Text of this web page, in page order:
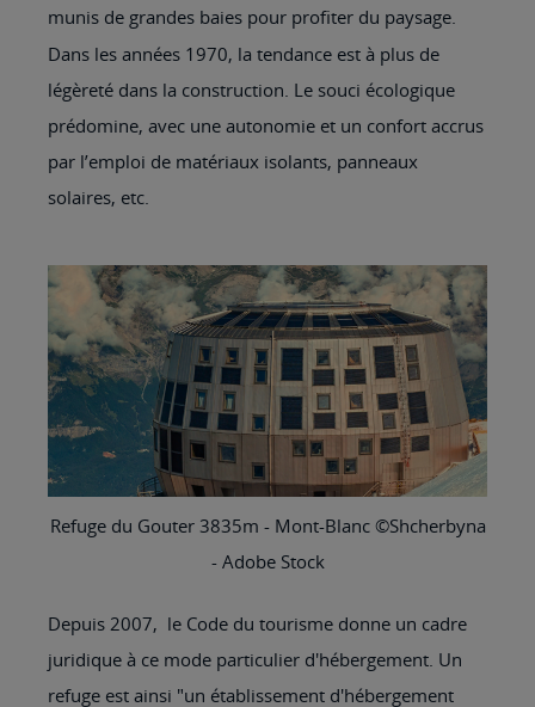
munis de grandes baies pour profiter du paysage.
Dans les années 1970, la tendance est à plus de
légèreté dans la construction. Le souci écologique
prédomine, avec une autonomie et un confort accrus
par l’emploi de matériaux isolants, panneaux
solaires, etc.
Refuge du Gouter 3835m - Mont-Blanc ©Shcherbyna
- Adobe Stock
Depuis 2007, le Code du tourisme donne un cadre
juridique à ce mode particulier d'hébergement. Un
refuge est ainsi "un établissement d'hébergement